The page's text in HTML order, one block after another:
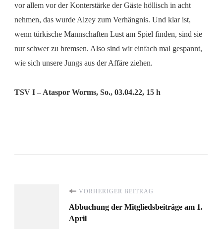
vor allem vor der Konterstärke der Gäste höllisch in acht
nehmen, das wurde Alzey zum Verhängnis. Und klar ist,
wenn türkische Mannschaften Lust am Spiel finden, sind sie
nur schwer zu bremsen. Also sind wir einfach mal gespannt,
wie sich unsere Jungs aus der Affäre ziehen.
TSV I – Ataspor Worms, So., 03.04.22, 15 h
Beitragsnavigation
VORHERIGER BEITRAG
Abbuchung der Mitgliedsbeiträge am 1.
April